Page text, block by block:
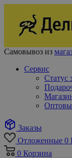
Самовывоз из
Сервис
Статус
Заказы
Отложенные 0
0 Корзина